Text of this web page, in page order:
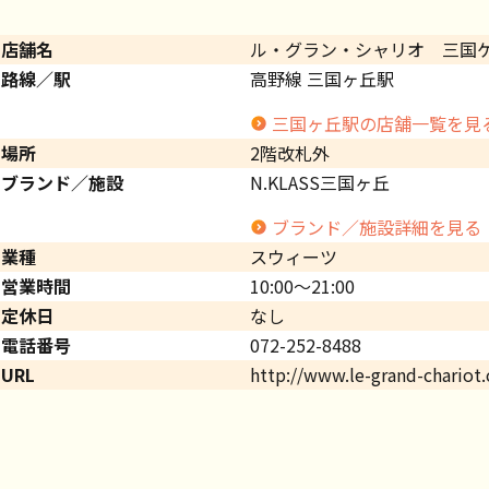
店舗名
ル・グラン・シャリオ 三国
路線／駅
高野線 三国ヶ丘駅
三国ヶ丘駅の店舗一覧を見
場所
2階改札外
ブランド／施設
N.KLASS三国ヶ丘
ブランド／施設詳細を見る
業種
スウィーツ
営業時間
10:00～21:00
定休日
なし
電話番号
072-252-8488
URL
http://www.le-grand-